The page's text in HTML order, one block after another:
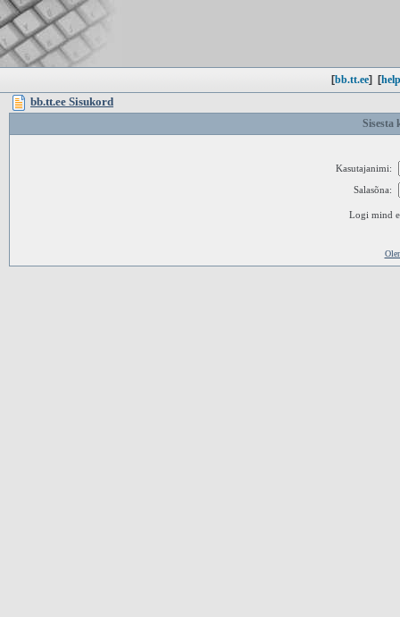
[bb.tt.ee] [
bb.tt.ee Sisukord
Sisesta
Kasutajanimi:
Salasõna:
Logi mind